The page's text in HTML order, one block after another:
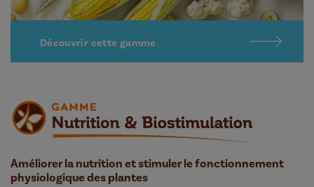
Découvrir cette gamme
Améliorer la nutrition et stimuler le fonctionnement
physiologique des plantes